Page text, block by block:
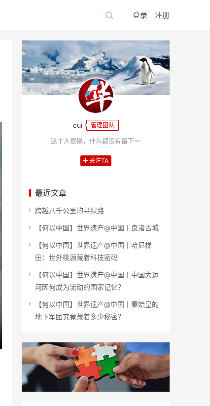
登录 注册
cui 管理团队
这个人很懒，什么都没有留下～
关注TA
最近文章
跨越八千公里的寻绿路
【何以中国】世界遗产@中国丨良渚古城
【何以中国】世界遗产@中国丨哈尼梯
田：世外桃源藏着科技密码
【何以中国】世界遗产@中国丨中国大运
河因何成为流动的国家记忆？
【何以中国】世界遗产@中国丨秦始皇的
地下军团究竟藏着多少秘密？